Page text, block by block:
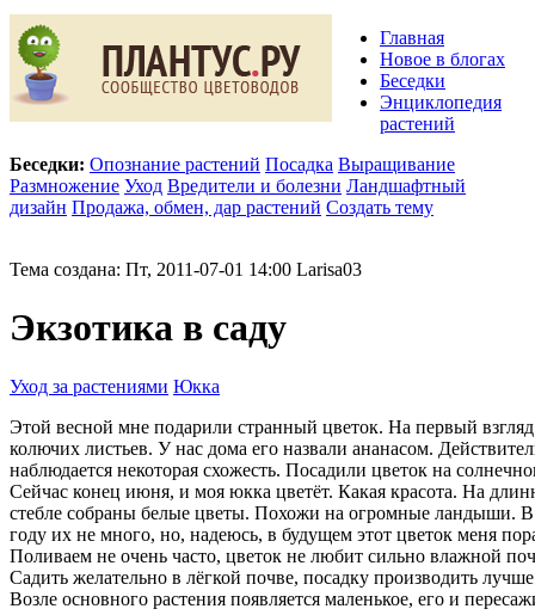
Главная
Новое в блогах
Беседки
Энциклопедия
растений
Беседки: Опознание растений Посадка Выращивание
Размножение Уход Вредители и болезни Ландшафтный
дизайн Продажа, обмен, дар растений Создать тему
Тема создана: Пт, 2011-07-01 14:00 Larisa03
Экзотика в саду
Уход за растениями Юкка
Этой весной мне подарили странный цветок. На первый
колючих листьев. У нас дома его назвали ананасом.
наблюдается некоторая схожесть. Посадили цветок на
Сейчас конец июня, и моя юкка цветёт. Какая красота. На
стебле собраны белые цветы. Похожи на огромные ландыши.
году их не много, но, надеюсь, в будущем этот цветок меня
Поливаем не очень часто, цветок не любит сильно влажной
Садить желательно в лёгкой почве, посадку производить
Возле основного растения появляется маленькое, его и